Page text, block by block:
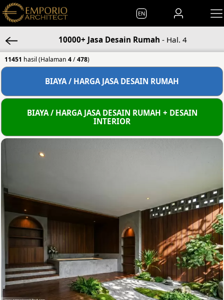
EN
10000+ Jasa Desain Rumah - Hal. 4
11451 hasil(Halaman4/478)
BIAYA / HARGA JASA DESAIN RUMAH
BIAYA / HARGA JASA DESAIN RUMAH + DESAIN
INTERIOR